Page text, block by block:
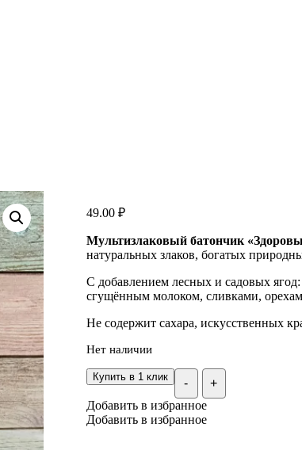
49.00 ₽
Мультизлаковый батончик
натуральных злаков, богатых
С добавлением лесных и садовых
сгущённым молоком, сливками,
Не содержит сахара, искусственных
Нет наличии
- +
Купить в 1 клик
Добавить в избранное
Добавить в избранное